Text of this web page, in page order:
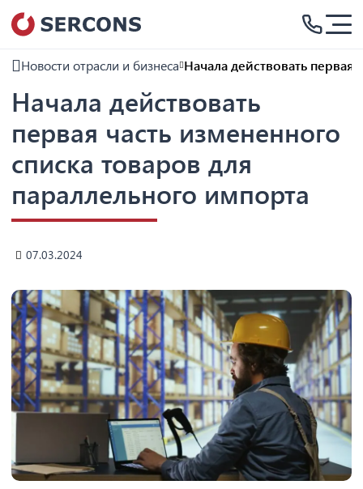
Новости отрасли и бизнеса Начала действовать первая
Начала действовать
первая часть измененного
списка товаров для
параллельного импорта
07.03.2024